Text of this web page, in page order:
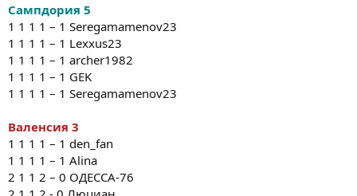
Сампдория 5
1 1 1 1 – 1 Seregamamenov23
1 1 1 1 – 1 Lexxus23
1 1 1 1 – 1 archer1982
1 1 1 1 – 1 GEK
1 1 1 1 – 1 Seregamamenov23
Валенсия 3
1 1 1 1 – 1 den_fan
1 1 1 1 – 1 Alina
2 1 1 2 – 0 ОДЕССА-76